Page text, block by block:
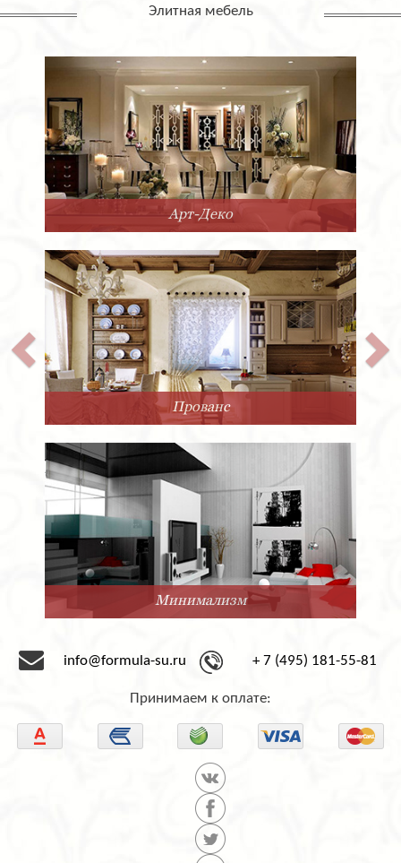
Элитная мебель
Арт-Деко
Прованс
Минимализм
info@formula-su.ru + 7 (495) 181-55-81
Принимаем к оплате: